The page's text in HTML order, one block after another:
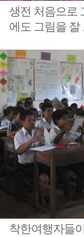
생전 처음으로
에도 그림을 잘
착한여행자들